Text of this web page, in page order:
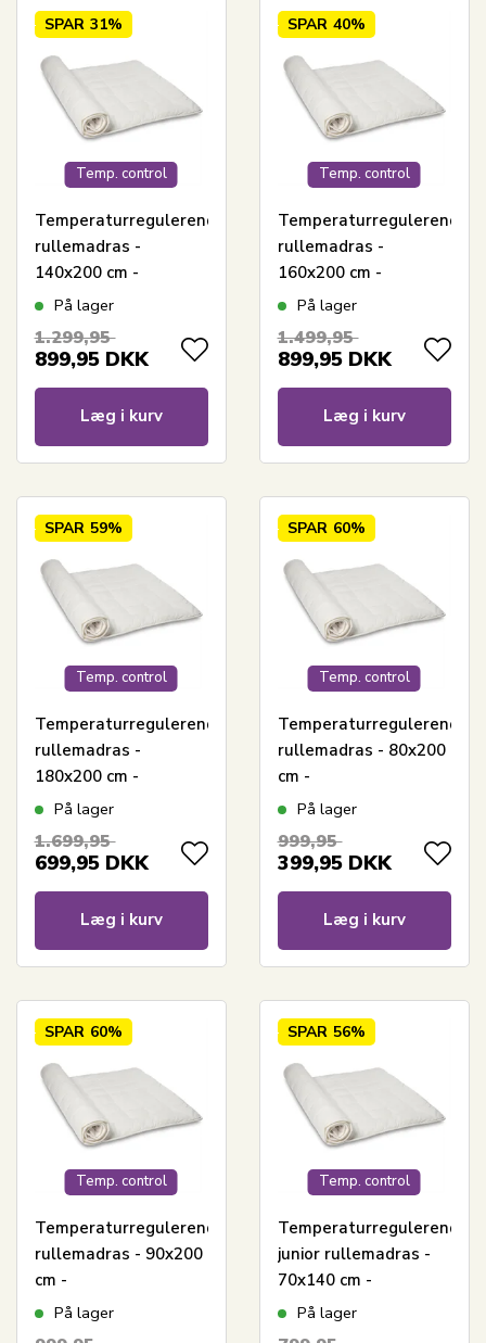
Temp. control
SPAR 31%
Temperaturregulerende
rullemadras -
140x200 cm -
Madrasbeskyttende
Zone Temperature
Control
På lager
1.299,95
899,95 DKK
Læg i kurv
Temp. control
SPAR 40%
Temperaturregulerende
rullemadras -
160x200 cm -
Madrasbeskyttende
Zone Temperature
Control
På lager
1.499,95
899,95 DKK
Læg i kurv
Temp. control
SPAR 59%
Temperaturregulerende
rullemadras -
180x200 cm -
Madrasbeskyttende
Zone Temperature
Control
På lager
1.699,95
699,95 DKK
Læg i kurv
Temp. control
SPAR 60%
Temperaturregulerende
rullemadras - 80x200
cm -
Madrasbeskyttende
Zone Temperature
Control
På lager
999,95
399,95 DKK
Læg i kurv
Temp. control
SPAR 60%
Temperaturregulerende
rullemadras - 90x200
cm -
Madrasbeskyttende
På lager
Temp. control
SPAR 56%
Temperaturregulerende
junior rullemadras -
70x140 cm -
Madrasbeskyttende
På lager